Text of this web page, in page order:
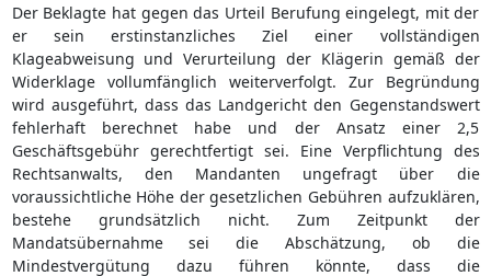
Der Beklagte hat gegen das Urteil Berufung eingelegt, mit der
er sein erstinstanzliches Ziel einer vollständigen
Klageabweisung und Verurteilung der Klägerin gemäß der
Widerklage vollumfänglich weiterverfolgt. Zur Begründung
wird ausgeführt, dass das Landgericht den Gegenstandswert
fehlerhaft berechnet habe und der Ansatz einer 2,5
Geschäftsgebühr gerechtfertigt sei. Eine Verpflichtung des
Rechtsanwalts, den Mandanten ungefragt über die
voraussichtliche Höhe der gesetzlichen Gebühren aufzuklären,
bestehe grundsätzlich nicht. Zum Zeitpunkt der
Mandatsübernahme sei die Abschätzung, ob die
Mindestvergütung dazu führen könnte, dass die